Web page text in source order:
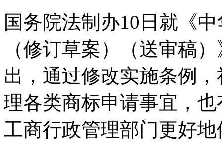
国务院法制办10日就《
（修订草案）（送审稿
出，通过修改实施条例
理各类商标申请事宜，
工商行政管理部门更好